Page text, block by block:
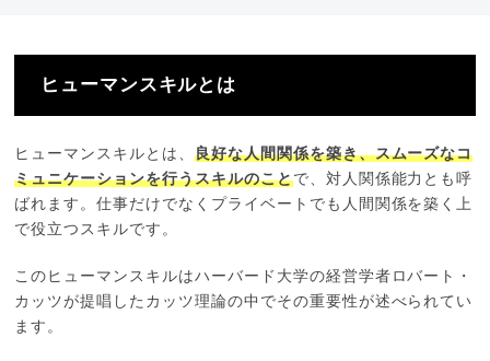
ヒューマンスキルとは
ヒューマンスキルとは、 良好な人間関係を築き、スムーズなコ
ミュニケーションを行うスキルのことで、対人関係能力とも呼
ばれます。仕事だけでなくプライベートでも人間関係を築く上
で役立つスキルです。
このヒューマンスキルはハーバード大学の経営学者ロバート・
カッツが提唱したカッツ理論の中でその重要性が述べられてい
ます。